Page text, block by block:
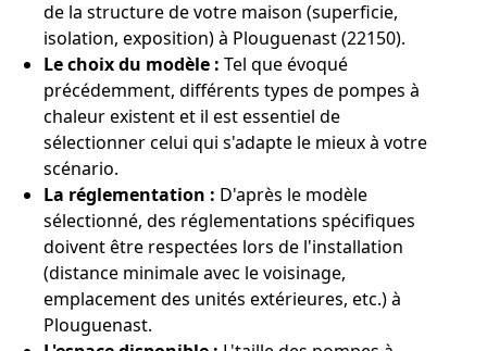
de la structure de votre maison (superficie,
isolation, exposition) à Plouguenast (22150).
Le choix du modèle : Tel que évoqué
précédemment, différents types de pompes à
chaleur existent et il est essentiel de
sélectionner celui qui s'adapte le mieux à votre
scénario.
La réglementation : D'après le modèle
sélectionné, des réglementations spécifiques
doivent être respectées lors de l'installation
(distance minimale avec le voisinage,
emplacement des unités extérieures, etc.) à
Plouguenast.